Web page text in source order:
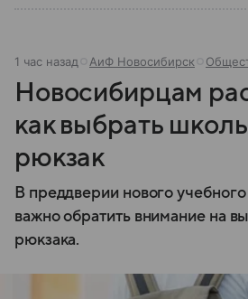
1 час назад АиФ Новосибирск
Новосибирцам
как выбрать
рюкзак
В преддверии нового
важно обратить внимание на
рюкзака.